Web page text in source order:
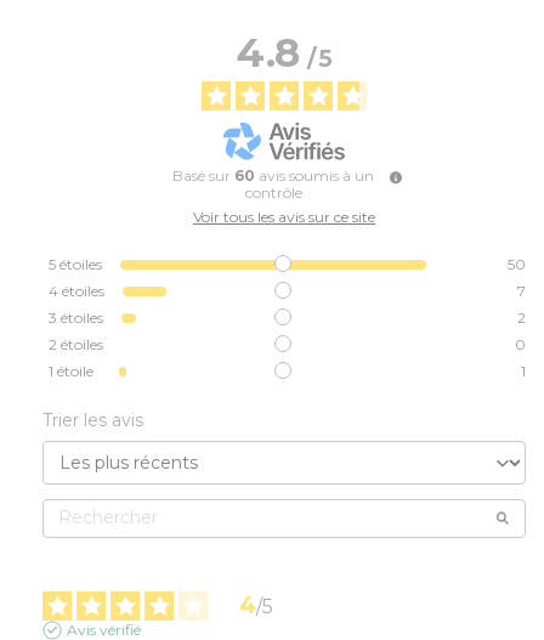
4.8/5
Basé sur 60 avis soumis à un
contrôle
Voir tous les avis sur ce site
5 étoiles
50
4 étoiles
7
3 étoiles
2
2 étoiles
0
1 étoile 1
Trier les avis
4/5
Avis vérifié